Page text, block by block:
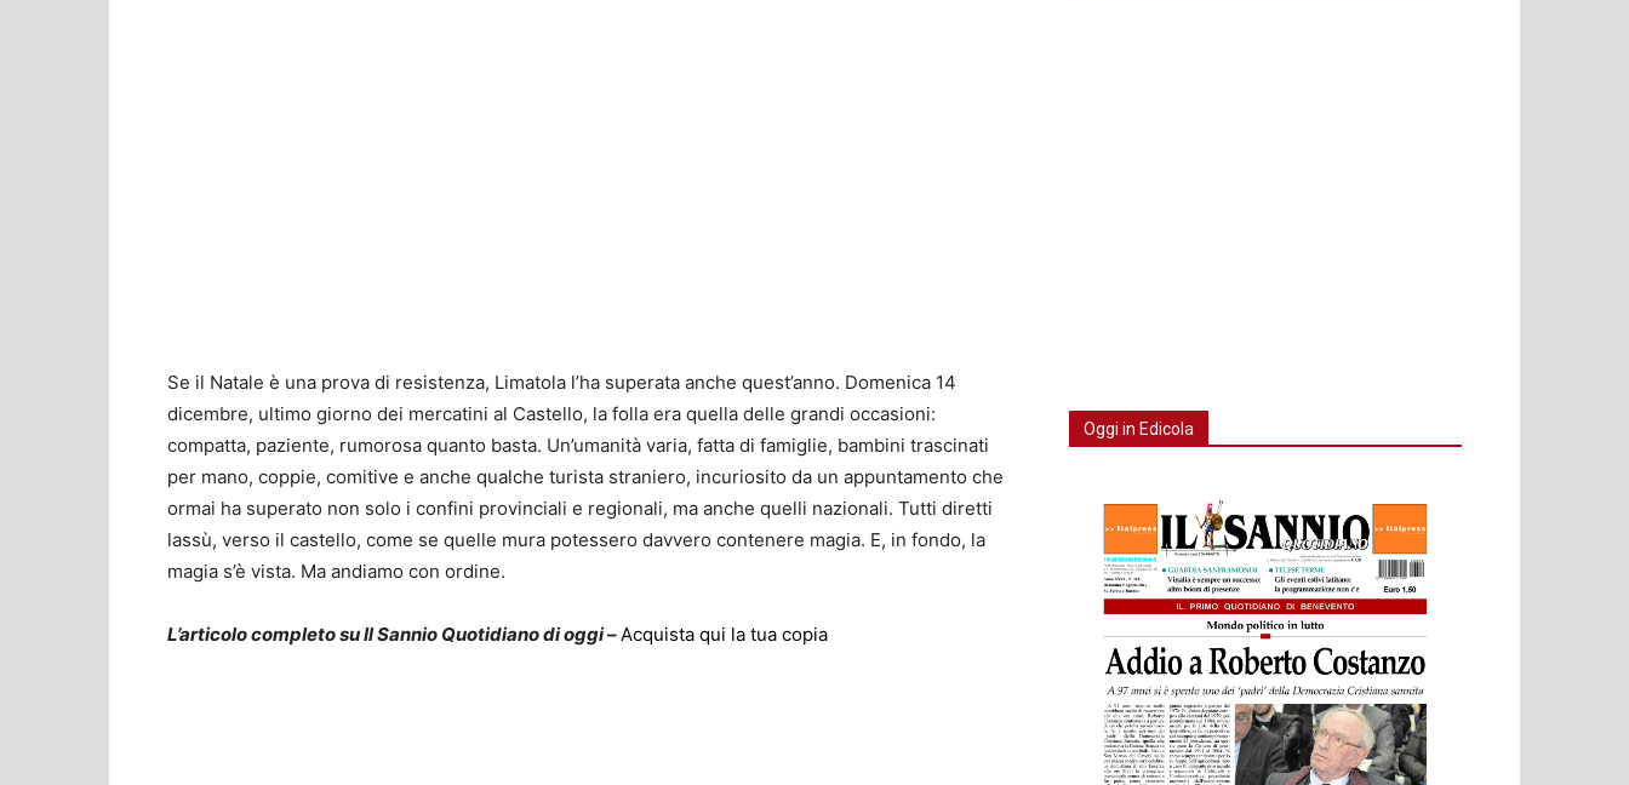
Se il Natale è una prova di resistenza, Limatola l’ha superata anche quest’anno. Domenica 14
dicembre, ultimo giorno dei mercatini al Castello, la folla era quella delle grandi occasioni:
compatta, paziente, rumorosa quanto basta. Un’umanità varia, fatta di famiglie, bambini trascinati
per mano, coppie, comitive e anche qualche turista straniero, incuriosito da un appuntamento che
ormai ha superato non solo i confini provinciali e regionali, ma anche quelli nazionali. Tutti diretti
lassù, verso il castello, come se quelle mura potessero davvero contenere magia. E, in fondo, la
magia s’è vista. Ma andiamo con ordine.
L’articolo completo su Il Sannio Quotidiano di oggi – Acquista qui la tua copia
Oggi in Edicola